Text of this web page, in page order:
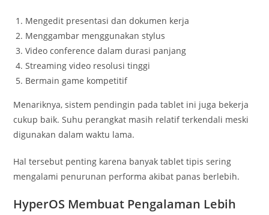
Mengedit presentasi dan dokumen kerja
Menggambar menggunakan stylus
Video conference dalam durasi panjang
Streaming video resolusi tinggi
Bermain game kompetitif
Menariknya, sistem pendingin pada tablet ini juga bekerja
cukup baik. Suhu perangkat masih relatif terkendali meski
digunakan dalam waktu lama.
Hal tersebut penting karena banyak tablet tipis sering
mengalami penurunan performa akibat panas berlebih.
HyperOS Membuat Pengalaman Lebih